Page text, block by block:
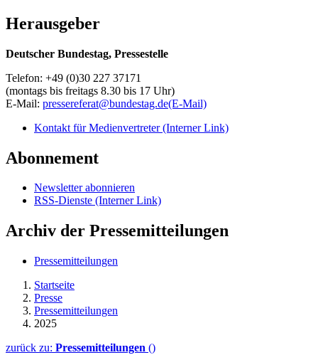
Herausgeber
Deutscher Bundestag, Pressestelle
Telefon: +49 (0)30 227 37171
(montags bis freitags 8.30 bis 17 Uhr)
E-Mail: pressereferat@bundestag.de(E-Mail)
Kontakt für Medienvertreter(Interner Link)
Abonnement
Newsletter abonnieren
RSS-Dienste (Interner Link)
Archiv der Pressemitteilungen
Pressemitteilungen
Startseite
Presse
Pressemitteilungen
2025
zurück zu: Pressemitteilungen ()